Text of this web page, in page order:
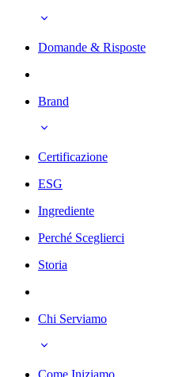
Domande & Risposte
Brand
Certificazione
ESG
Ingrediente
Perché Sceglierci
Storia
Chi Serviamo
Come Iniziamo